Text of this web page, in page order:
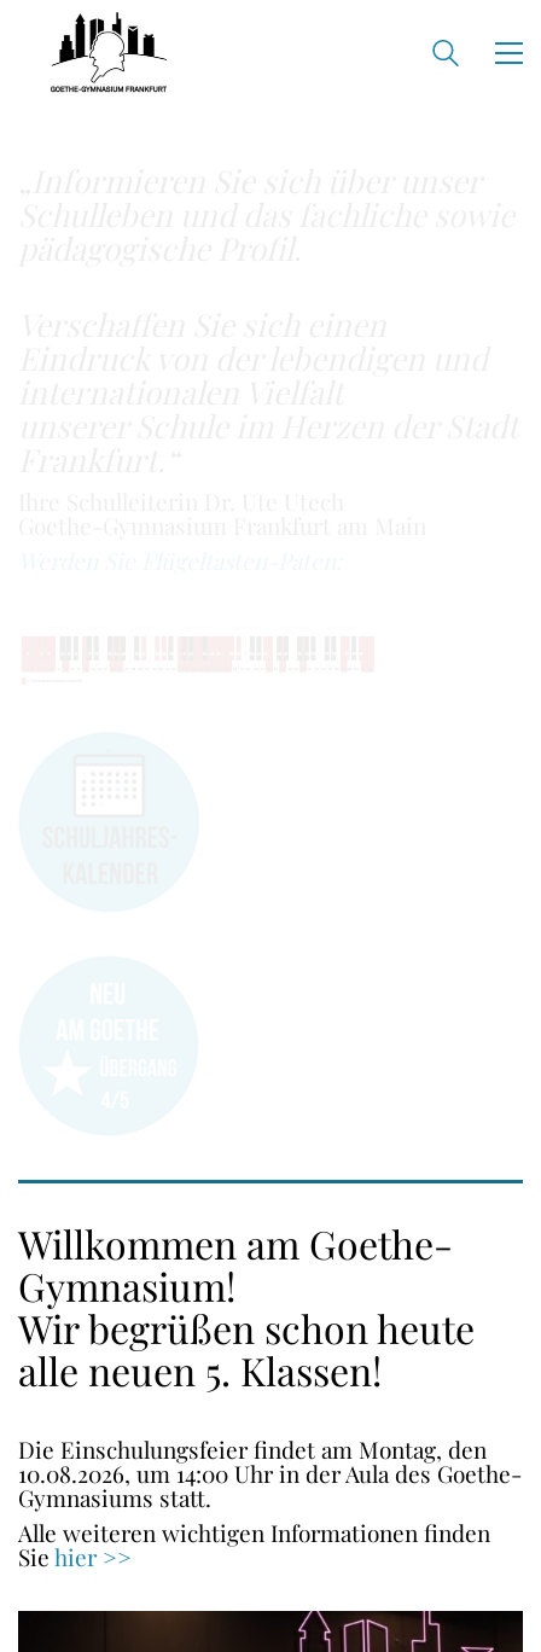
Willkommen am Goethe-
Gymnasium!
Wir begrüßen schon heute
alle neuen 5. Klassen!
Die Einschulungsfeier findet am Montag, den
10.08.2026, um 14:00 Uhr in der Aula des Goethe-
Gymnasiums statt.
Alle weiteren wichtigen Informationen finden
Siehier >>